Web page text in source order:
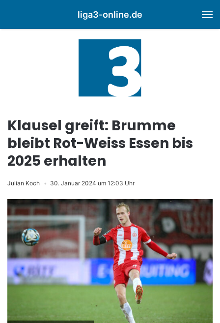
liga3-online.de
Klausel greift: Brumme
bleibt Rot-Weiss Essen bis
2025 erhalten
Julian Koch 30. Januar 2024 um 12:03 Uhr